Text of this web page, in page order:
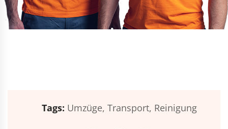
Tags: Umzüge, Transport, Reinigung